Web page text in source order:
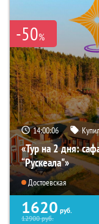
-50%
14:00:05
«Тур на 2 дня:
“Рускеала"»
Достоевская
1620 руб.
12900руб.